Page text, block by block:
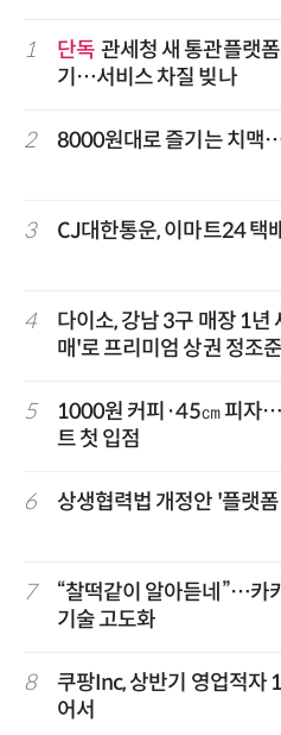
1 단독 관세청 새 통관플랫
기…서비스 차질 빚나
2 8000원대로 즐기는 치맥
3 CJ대한통운, 이마트24 택
4
다이소, 강남 3구 매장 1
매'로 프리미엄 상권 정조준
5
1000원 커피·45㎝ 피자
트 첫 입점
6 상생협력법 개정안 '플랫
7
“찰떡같이 알아듣네”…카
기술 고도화
8
쿠팡Inc, 상반기 영업적
어서